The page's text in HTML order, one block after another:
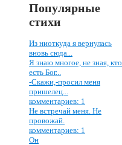
Популярные
стихи
Из ниоткуда я вернулась
вновь сюда...
Я знаю многое, не зная, кто
есть Бог...
-Скажи,-просил меня
пришелец...
комментариев: 1
Не встречай меня. Не
провожай.
комментариев: 1
Он